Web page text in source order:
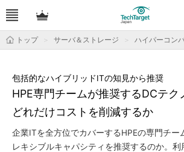
トップ サーバ＆ストレージ ハイパーコン
HPE専門チームが推奨するDCテク
どれだけコストを削減するか
包括的なハイブリッドITの知見から推奨
企業ITを全方位でカバーするHPEの専門チー
レキシブルキャパシティを推奨するのか。利